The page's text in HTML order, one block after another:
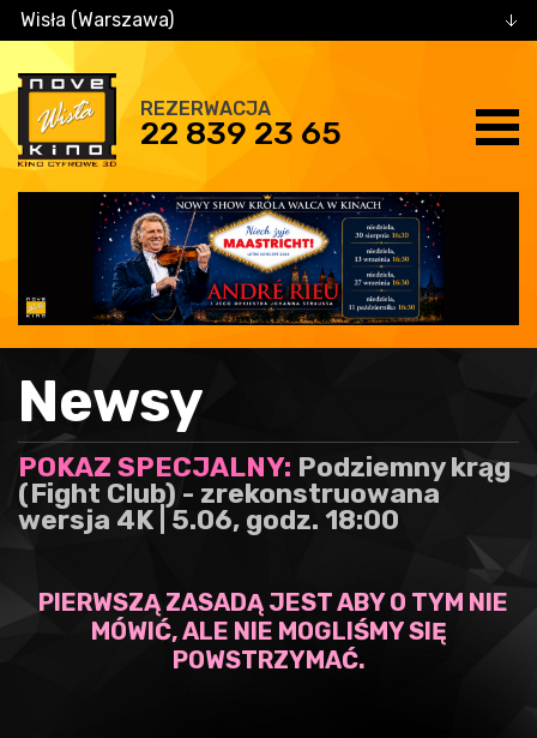
Wisła (Warszawa)
REZERWACJA
22 839 23 65
Newsy
POKAZ SPECJALNY: Podziemny krąg
(Fight Club) - zrekonstruowana
wersja 4K | 5.06, godz. 18:00
PIERWSZĄ ZASADĄ JEST ABY O TYM NIE
MÓWIĆ, ALE NIE MOGLIŚMY SIĘ
POWSTRZYMAĆ.